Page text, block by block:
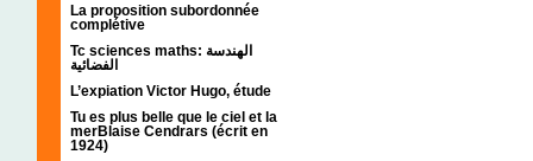
La proposition subordonnée
complétive
Tc sciences maths: الهندسة
الفضائية
L’expiation Victor Hugo, étude
Tu es plus belle que le ciel et la
merBlaise Cendrars (écrit en
1924)